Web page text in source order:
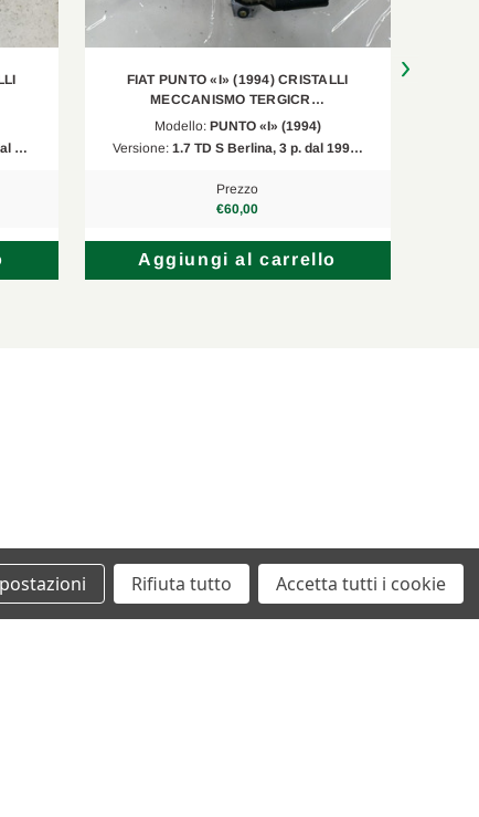
…
FIAT PUNTO «I» (1994) CRISTALLI
MECCANISMO TERGICR…
Modello: PUNTO «I» (1994)
Versione: 1.7 TD S Berlina, 3 p. dal 199…
Prezzo
€60,00
Aggiungi al carrello
Rifiuta tutto Accetta tutti i cookie